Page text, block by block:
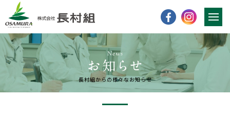
News
長村組からの様々なお知らせ